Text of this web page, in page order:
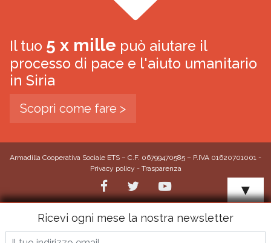
Il tuo 5 x mille può aiutare il
processo di pace e l'aiuto umanitario
in Siria
Scopri come fare >
Armadilla Cooperativa Sociale ETS – C.F. 06799470585 – P.IVA 01620701001 -
Privacy policy - Trasparenza
▼
Ricevi ogni mese la nostra newsletter